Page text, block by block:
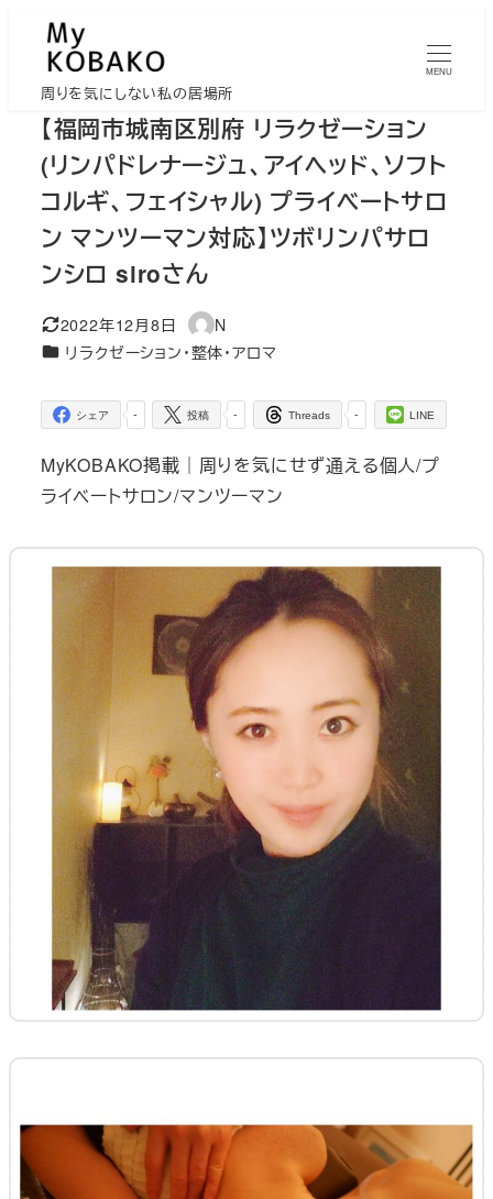
周りを気にしない私の居場所
MENU
【福岡市城南区別府 リラクゼーション
(リンパドレナージュ、アイヘッド、ソフト
コルギ、フェイシャル) プライベートサロ
ン マンツーマン対応】ツボリンパサロ
ンシロ siroさん
更新日
2022年12月8日
著
者
N
カテゴリー
リラクゼーション・整体・アロマ
-
シェア -
投稿 -
Threads LINE
MyKOBAKO掲載｜周りを気にせず通える個人/プ
ライベートサロン/マンツーマン